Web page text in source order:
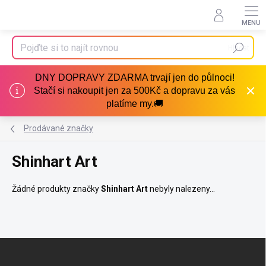
DNY DOPRAVY ZDARMA trvají jen do půlnoci!
Stačí si nakoupit jen za 500Kč a dopravu za vás
platíme my.🚚
Hledat
Prodávané značky
Shinhart Art
Žádné produkty značkyShinhart Artnebyly nalezeny...